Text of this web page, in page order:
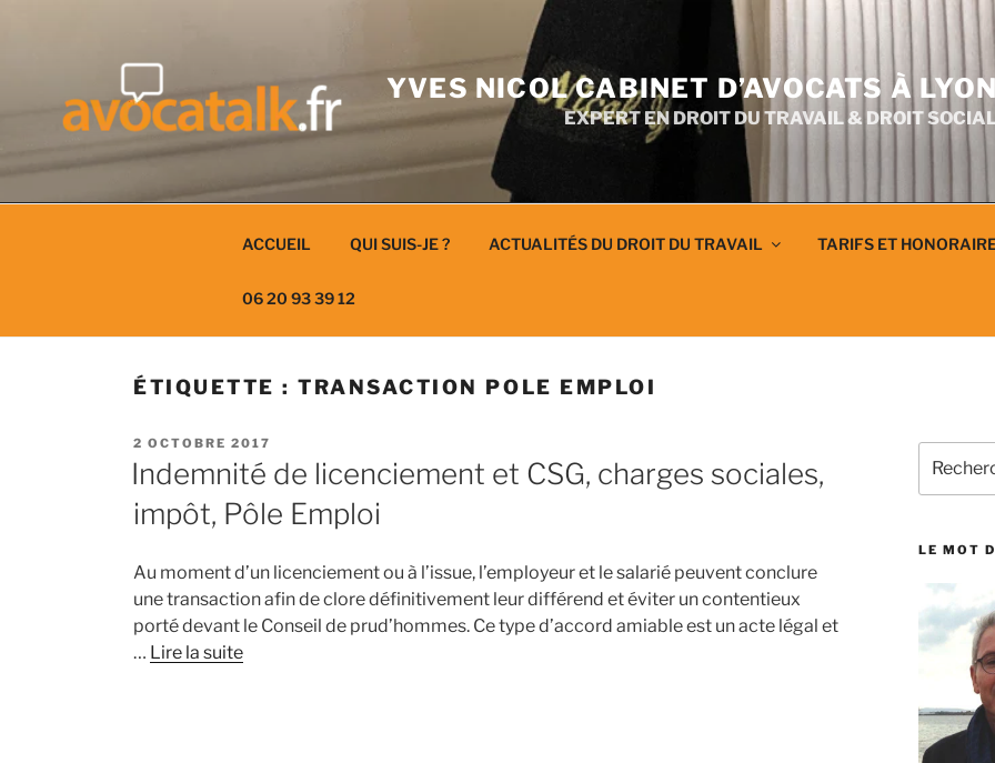
YVES NICOL CABINET D’AVOCATS À
EXPERT EN DROIT DU TRAVAIL & DROIT
ACCUEIL QUI SUIS-JE ? ACTUALITÉS DU DROIT DU TRAVAIL TARIFS ET
06 20 93 39 12
ÉTIQUETTE :TRANSACTION POLE EMPLOI
PUBLIÉ
LE
2 OCTOBRE 2017
Indemnité de licenciement et CSG, charges sociales,
impôt, Pôle Emploi
Au moment d’un licenciement ou à l’issue, l’employeur et le salarié peuvent conclure
une transaction afin de clore définitivement leur différend et éviter un contentieux
porté devant le Conseil de prud’hommes. Ce type d’accord amiable est un acte légal et
… Lire la suite
pour
LE MOT